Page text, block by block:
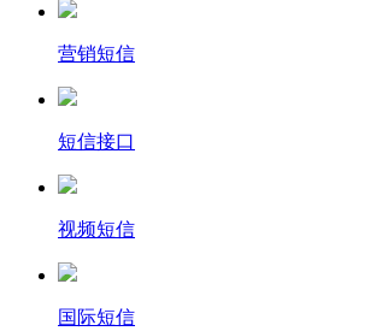
营销短信
短信接口
视频短信
国际短信